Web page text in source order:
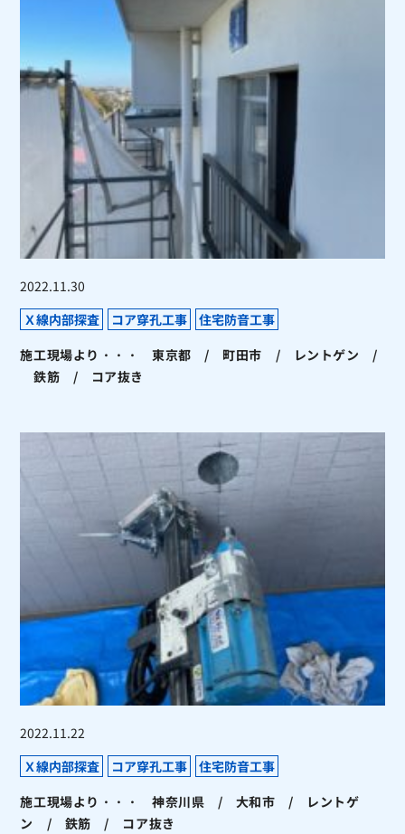
2022.11.30
Ｘ線内部探査
コア穿孔工事
住宅防音工事
施工現場より・・・ 東京都 / 町田市 / レントゲン /
鉄筋 / コア抜き
2022.11.22
Ｘ線内部探査
コア穿孔工事
住宅防音工事
施工現場より・・・ 神奈川県 / 大和市 / レントゲ
ン / 鉄筋 / コア抜き